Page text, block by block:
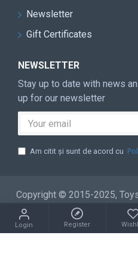
Newsletter
Gift Certificates
NEWSLETTER
Stay up to date with news
up for our newsletter
Am citit şi sunt de acord cu
Copyright © 2015-2025,
Login Register